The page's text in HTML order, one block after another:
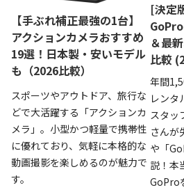
【手ぶれ補正最強の1台】
アクションカメラおすすめ
19選！日本製・安いモデル
も（2026比較）
スポーツやアウト ドア、旅行な
どで大活躍する「アクションカ
メラ」。小型かつ軽量で携帯性
に優れており、気軽に本格的な
動画撮影を楽しめるのが魅力で
す。
[決定
＆最
比較
年間
レンタ
スタッ
さんが
や「
説！本
GoPro